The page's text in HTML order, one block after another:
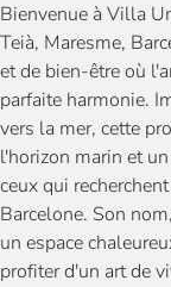
Bienvenue à Villa
Teià, Maresme,
et de bien-être où
parfaite harmonie.
vers la mer, cette
l'horizon marin et
ceux qui
Barcelone. Son
un espace
profiter d'un art de